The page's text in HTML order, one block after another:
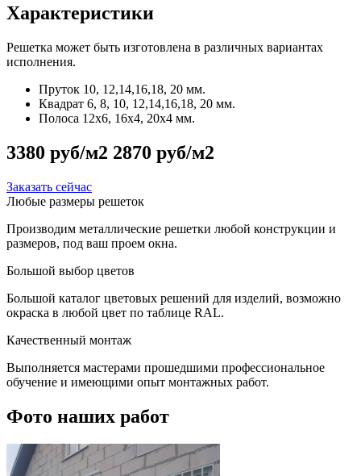
Характеристики
Решетка может быть изготовлена в различных вариантах
исполнения.
Пруток 10, 12,14,16,18, 20 мм.
Квадрат 6, 8, 10, 12,14,16,18, 20 мм.
Полоса 12x6, 16x4, 20x4 мм.
3380 руб/м2 2870 руб/м2
Заказать сейчас
Любые размеры решеток
Производим металлические решетки любой конструкции и
размеров, под ваш проем окна.
Большой выбор цветов
Большой каталог цветовых решений для изделий, возможно
окраска в любой цвет по таблице RAL.
Качественный монтаж
Выполняется мастерами прошедшими профессиональное
обучение и имеющими опыт монтажных работ.
Фото наших работ